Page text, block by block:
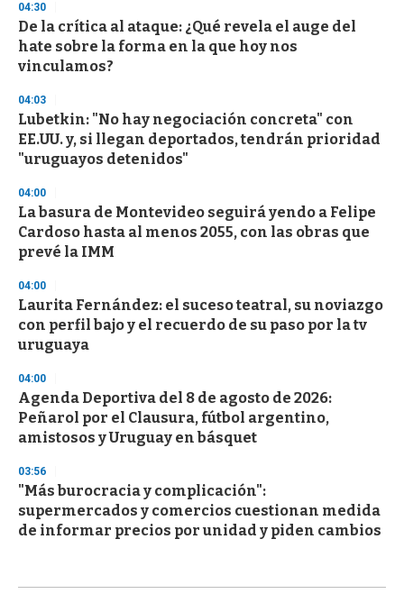
04:30
De la crítica al ataque: ¿Qué revela el auge del
hate sobre la forma en la que hoy nos
vinculamos?
04:03
Lubetkin: "No hay negociación concreta" con
EE.UU. y, si llegan deportados, tendrán prioridad
"uruguayos detenidos"
04:00
La basura de Montevideo seguirá yendo a Felipe
Cardoso hasta al menos 2055, con las obras que
prevé la IMM
04:00
Laurita Fernández: el suceso teatral, su noviazgo
con perfil bajo y el recuerdo de su paso por la tv
uruguaya
04:00
Agenda Deportiva del 8 de agosto de 2026:
Peñarol por el Clausura, fútbol argentino,
amistosos y Uruguay en básquet
03:56
"Más burocracia y complicación":
supermercados y comercios cuestionan medida
de informar precios por unidad y piden cambios